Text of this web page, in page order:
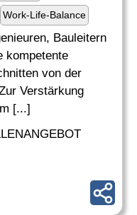
Work-Life-Balance
Bauleitern
kompetente
von der
Verstärkung
[...]